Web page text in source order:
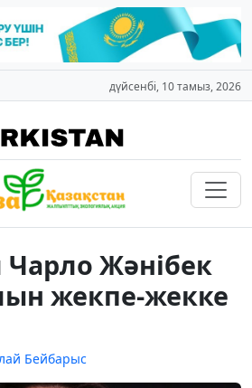
дүйсенбі, 10 тамыз, 2026
Жәнібек
жекпе-жекке
Бейбарыс